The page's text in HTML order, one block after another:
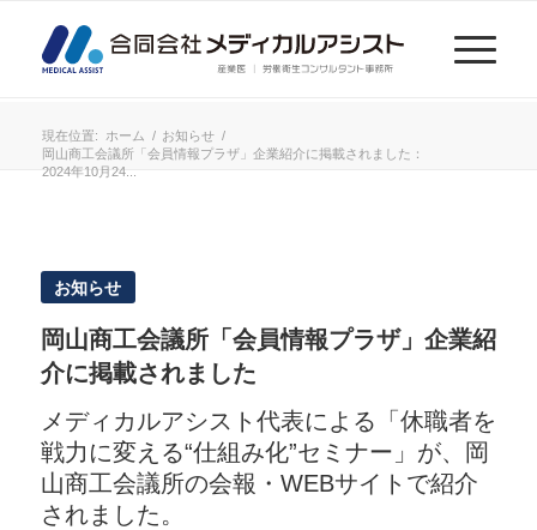
現在位置: ホーム / お知らせ /
岡山商工会議所「会員情報プラザ」企業紹介に掲載されました：
2024年10月24...
お知らせ
岡山商工会議所「会員情報プラザ」企業紹
介に掲載されました
メディカルアシスト代表による「休職者を
戦力に変える“仕組み化”セミナー」が、岡
山商工会議所の会報・WEBサイトで紹介
されました。